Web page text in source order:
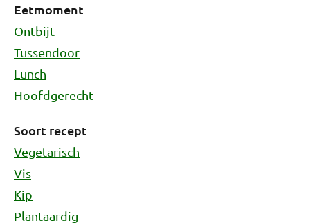
Eetmoment
Ontbijt
Tussendoor
Lunch
Hoofdgerecht
Soort recept
Vegetarisch
Vis
Kip
Plantaardig